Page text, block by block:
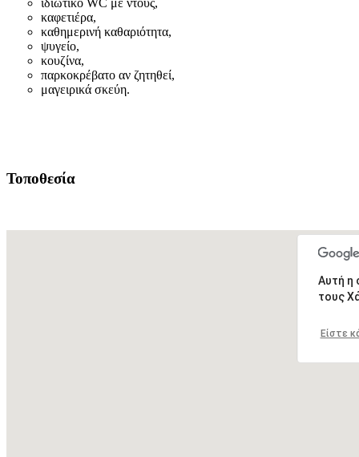
ιδιωτικό WC με ντους,
καφετιέρα,
καθημερινή καθαριότητα,
ψυγείο,
κουζίνα,
παρκοκρέβατο αν ζητηθεί,
μαγειρικά σκεύη.
Τοποθεσία
Αυτή η
τους
Είστε